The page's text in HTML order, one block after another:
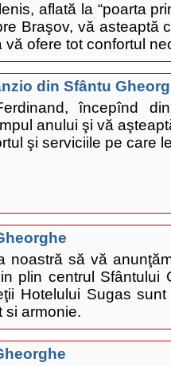
aflată la “poarta
Braşov, vă asteaptă
vă ofere tot confortul
din Sfântu
începînd
anului şi vă
şi serviciile pe care
noastră să vă
plin centrul Sfântului
Hotelului Sugas
si armonie.